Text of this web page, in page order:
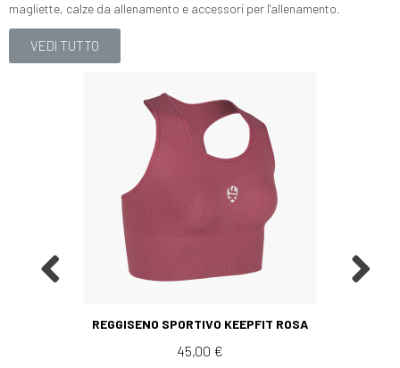
magliette, calze da allenamento e accessori per l'allenamento.
VEDI TUTTO
Aperçu rapide
REGGISENO SPORTIVO KEEPFIT ROSA
45,00 €